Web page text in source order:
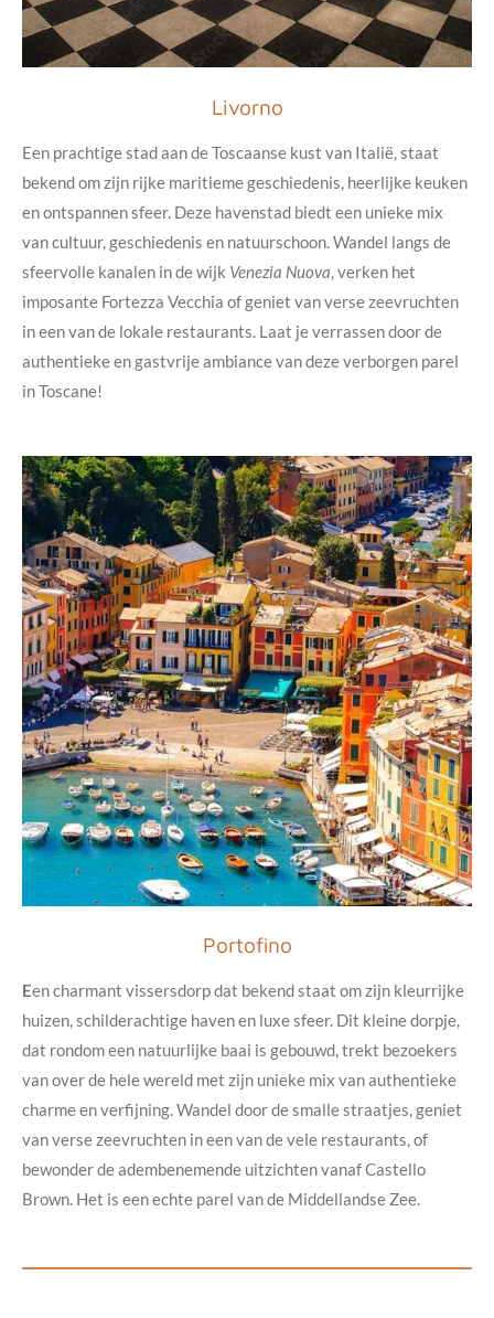
Livorno
Een prachtige stad aan de Toscaanse kust van Italië, staat
bekend om zijn rijke maritieme geschiedenis, heerlijke keuken
en ontspannen sfeer. Deze havenstad biedt een unieke mix
van cultuur, geschiedenis en natuurschoon. Wandel langs de
sfeervolle kanalen in de wijk Venezia Nuova , verken het
imposante Fortezza Vecchia of geniet van verse zeevruchten
in een van de lokale restaurants. Laat je verrassen door de
authentieke en gastvrije ambiance van deze verborgen parel
in Toscane!
Portofino
Een charmant vissersdorp dat bekend staat om zijn kleurrijke
huizen, schilderachtige haven en luxe sfeer. Dit kleine dorpje,
dat rondom een natuurlijke baai is gebouwd, trekt bezoekers
van over de hele wereld met zijn unieke mix van authentieke
charme en verfijning. Wandel door de smalle straatjes, geniet
van verse zeevruchten in een van de vele restaurants, of
bewonder de adembenemende uitzichten vanaf Castello
Brown. Het is een echte parel van de Middellandse Zee.